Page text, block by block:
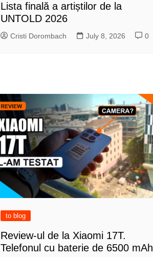
Lista finală a artiștilor de la
UNTOLD 2026
Cristi Dorombach July 8, 2026 0
to blog
Review-ul de la Xiaomi 17T.
Telefonul cu baterie de 6500 mAh